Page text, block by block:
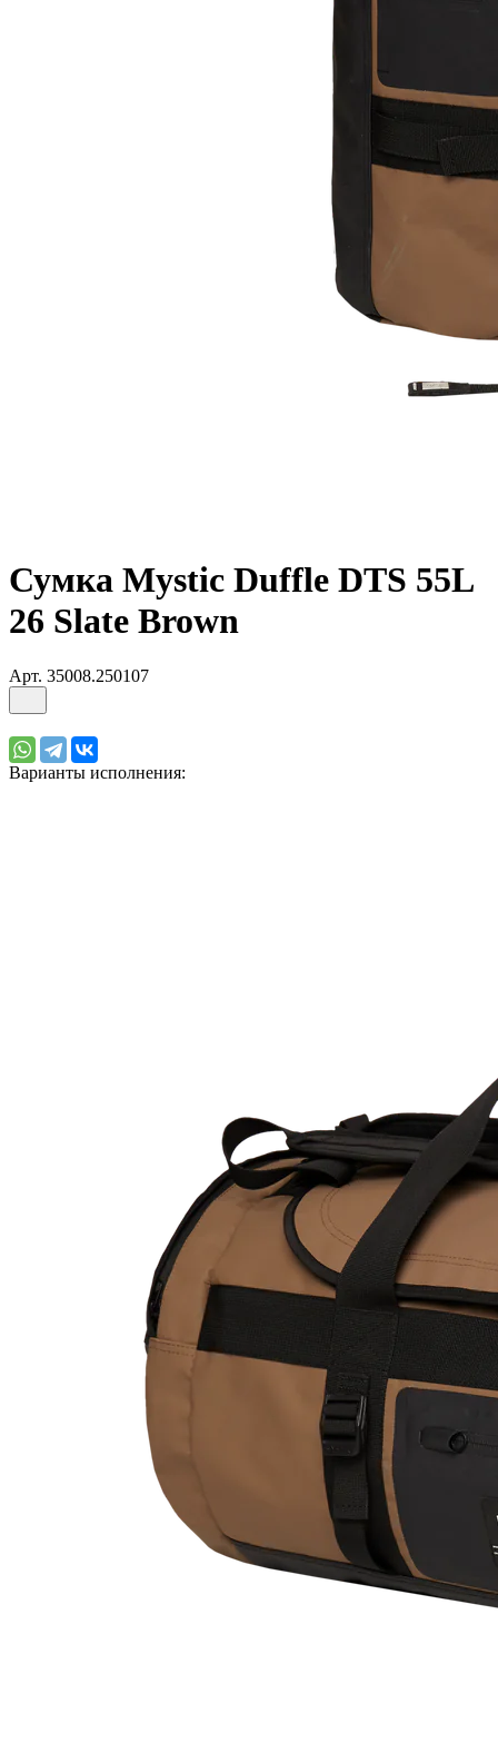
Сумка Mystic Duffle DTS 55L
26 Slate Brown
Арт. 35008.250107
Варианты исполнения: